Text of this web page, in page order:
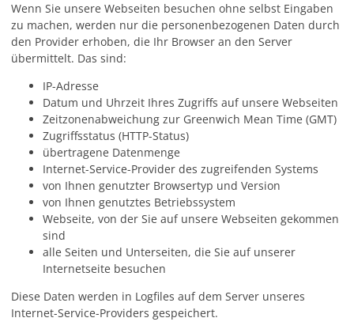
Wenn Sie unsere Webseiten besuchen ohne selbst Eingaben
zu machen, werden nur die personenbezogenen Daten durch
den Provider erhoben, die Ihr Browser an den Server
übermittelt. Das sind:
IP-Adresse
Datum und Uhrzeit Ihres Zugriffs auf unsere Webseiten
Zeitzonenabweichung zur Greenwich Mean Time (GMT)
Zugriffsstatus (HTTP-Status)
übertragene Datenmenge
Internet-Service-Provider des zugreifenden Systems
von Ihnen genutzter Browsertyp und Version
von Ihnen genutztes Betriebssystem
Webseite, von der Sie auf unsere Webseiten gekommen
sind
alle Seiten und Unterseiten, die Sie auf unserer
Internetseite besuchen
Diese Daten werden in Logfiles auf dem Server unseres
Internet-Service-Providers gespeichert.